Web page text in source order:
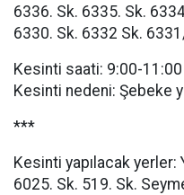
6336. Sk. 6335. Sk.
6330. Sk. 6332 Sk.
Kesinti saati: 9:00-11:00
Kesinti nedeni: Şebeke
***
Kesinti yapılacak
6025. Sk. 519. Sk.